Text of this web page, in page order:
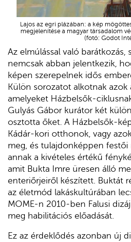
Lajos az egri plázában: a kép
megjelenítése a magyar társadalom
(fotó: Godot
Az elmúlással való barátkozás,
nemcsak abban jelentkezik,
képen szerepelnek idős
Külön sorozatot alkotnak azok
amelyeket Házbelsők-
Gulyás Gábor kurátor két
osztotta őket. A Házbelsők-
Kádár-kori otthonok, vagy
meg, és tulajdonképpen festői
annak a kivételes értékű
amit Bukta Imre üresen álló
enteriőrjeiről készített. Buktát
az életmód lakáskultúrában
MOME-n 2010-ben Falusi
meg habilitációs előadását.
Ez az érdeklődés azonban új